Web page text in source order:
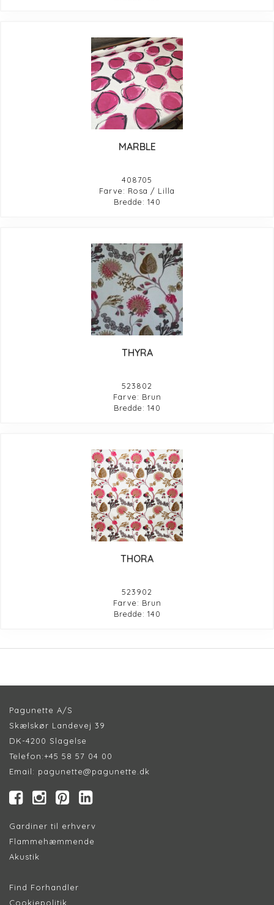
MARBLE
408705
Farve: Rosa / Lilla
Bredde: 140
THYRA
523802
Farve: Brun
Bredde: 140
THORA
523902
Farve: Brun
Bredde: 140
Pagunette A/S
Skælskør Landevej 39
DK-4200 Slagelse
Telefon:+45 58 57 04 00
Email: pagunette@pagunette.dk
Gardiner til erhverv
Flammehæmmende
Akustik
Find Forhandler
Cookiepolitik